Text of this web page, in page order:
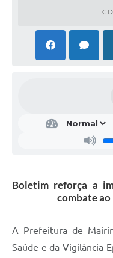
Boletim reforça a
combate
A Prefeitura de
Saúde e da Vigilância